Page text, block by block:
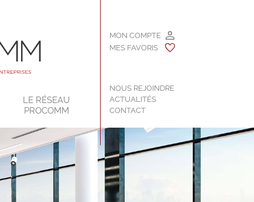
LE RÉSEAU
PROCOMM
MON COMPTE
MES FAVORIS
NOUS REJOINDRE
ACTUALITÉS
CONTACT